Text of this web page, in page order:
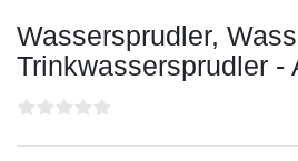
Wassersprudler,
Trinkwassersprudler -